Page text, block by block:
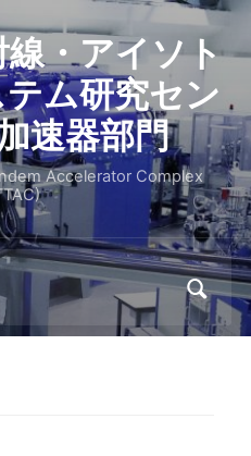
・アイソト
ム研究セン
速器部門
Accelerator Complex